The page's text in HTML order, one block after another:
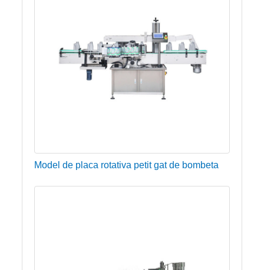
Model de placa rotativa petit gat de bombeta